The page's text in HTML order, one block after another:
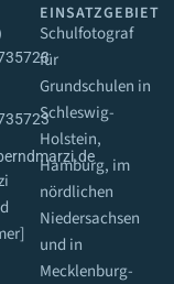
EINSATZGEBIET
Schulfotograf
für
Grundschulen in
Schleswig-
Holstein,
Hamburg, im
nördlichen
Niedersachsen
und in
Mecklenburg-